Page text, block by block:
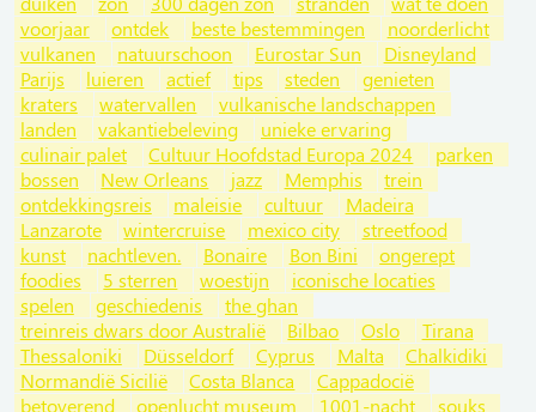
voorjaar
ontdek beste bestemmingen
noorderlicht
vulkanen
natuurschoon Eurostar Sun
Disneyland
Parijs
luieren actief tips steden
genieten
kraters
watervallen
vulkanische landschappen
landen
vakantiebeleving
unieke ervaring
culinair palet
Cultuur Hoofdstad Europa 2024
parken
bossen
New Orleans jazz Memphis
trein
ontdekkingsreis
maleisie cultuur
Madeira
Lanzarote
wintercruise mexico city
streetfood
kunst
nachtleven. Bonaire Bon Bini
ongerept
foodies
5 sterren woestijn
iconische locaties
spelen
geschiedenis
the ghan
treinreis dwars door Australië
Bilbao Oslo
Tirana
Thessaloniki
Düsseldorf Cyprus Malta
Chalkidiki
Normandië Sicilië
Costa Blanca
Cappadocië
betoverend
openlucht museum 1001-nacht
souks